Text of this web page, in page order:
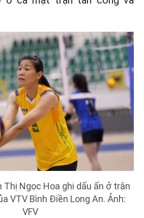
Thị Ngọc Hoa ghi dấu ấn ở trận
VTV Bình Điền Long An. Ảnh:
VFV